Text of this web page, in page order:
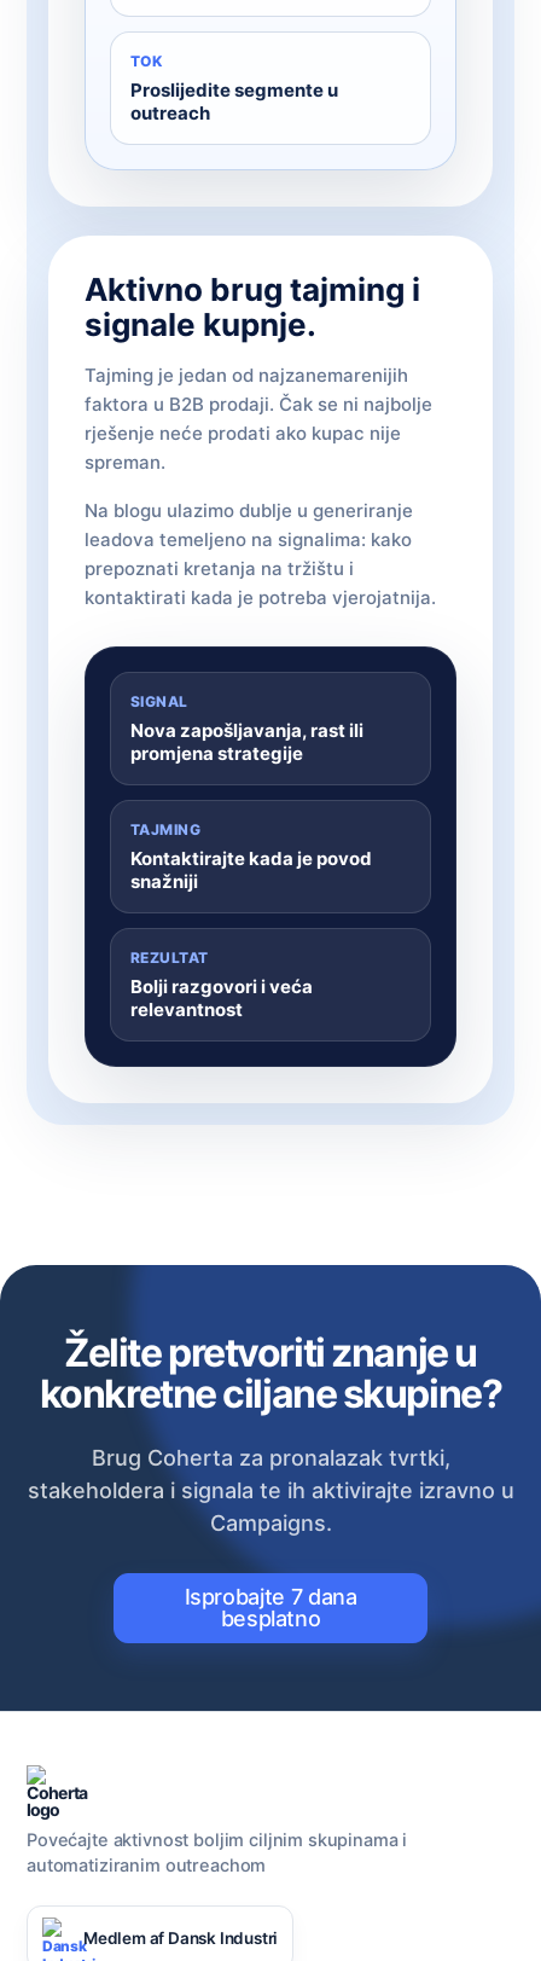
TOK
Proslijedite segmente u
outreach
Aktivno brug tajming i
signale kupnje.
Tajming je jedan od najzanemarenijih
faktora u B2B prodaji. Čak se ni najbolje
rješenje neće prodati ako kupac nije
spreman.
Na blogu ulazimo dublje u generiranje
leadova temeljeno na signalima: kako
prepoznati kretanja na tržištu i
kontaktirati kada je potreba vjerojatnija.
SIGNAL
Nova zapošljavanja, rast ili
promjena strategije
TAJMING
Kontaktirajte kada je povod
snažniji
REZULTAT
Bolji razgovori i veća
relevantnost
Želite pretvoriti znanje u
konkretne ciljane skupine?
Brug Coherta za pronalazak tvrtki,
stakeholdera i signala te ih aktivirajte izravno u
Campaigns.
Isprobajte 7 dana
besplatno
Povećajte aktivnost boljim ciljnim skupinama i
automatiziranim outreachom
Medlem af Dansk Industri